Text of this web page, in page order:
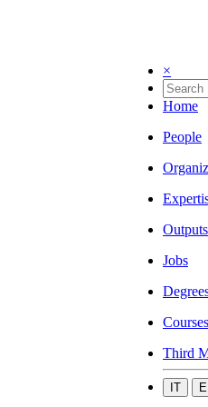
×
Home
People
Outputs
Jobs
Courses
Third
IT